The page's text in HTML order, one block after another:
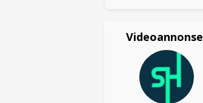
Videoannonse